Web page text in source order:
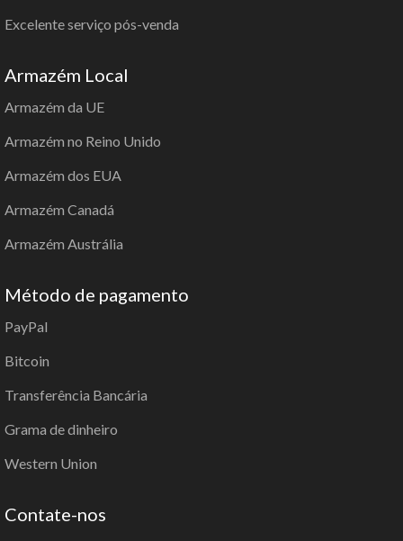
Excelente serviço pós-venda
Armazém Local
Armazém da UE
Armazém no Reino Unido
Armazém dos EUA
Armazém Canadá
Armazém Austrália
Método de pagamento
PayPal
Bitcoin
Transferência Bancária
Grama de dinheiro
Western Union
Contate-nos